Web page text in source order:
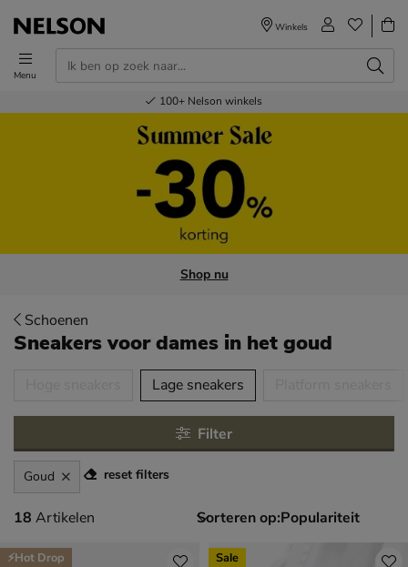
Menu
Winkels
Voor 23.00u besteld,volgende dag in huis
Gratisverzending en retour
Bestel nu,betaal later
100+ Nelson winkels
Shop nu
Schoenen
Sneakers voor dames in het goud
Lage sneakers
Filter
Goud reset filters
18 artikelen
18 Artikelen Sorteren op:
⚡Hot Drop Sale